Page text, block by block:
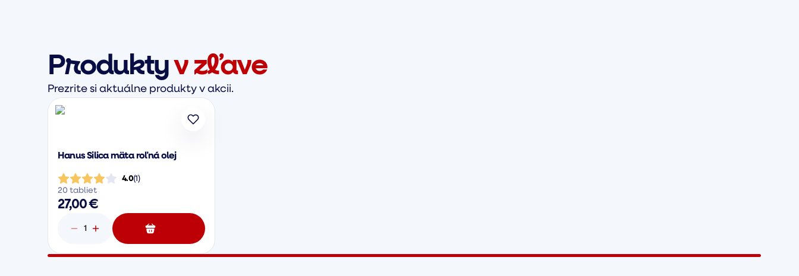
Produktyv zľave
Prezrite si aktuálne produkty v akcii.
Hanus Silica mäta roľná olej
4.0(1 )
20 tabliet
27,00 €
1